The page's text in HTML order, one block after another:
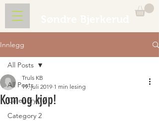
Innlegg
All Posts
Category 1
Category 2
All Posts
Kom og kjøp!
Truls KB
19. juli 2019 1 min lesing